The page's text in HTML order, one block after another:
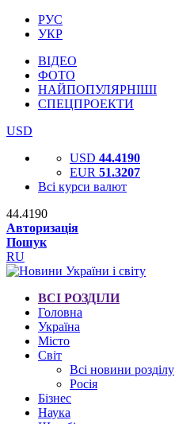
РУС
УКР
ВІДЕО
ФОТО
НАЙПОПУЛЯРНІШІ
СПЕЦПРОЕКТИ
USD
USD 44.4190
EUR 51.3207
Всі курси валют
44.4190
Авторизація
Пошук
RU
ВСІ РОЗДІЛИ
Головна
Україна
Місто
Світ
Всі новини розділу
Росія
Бізнес
Наука